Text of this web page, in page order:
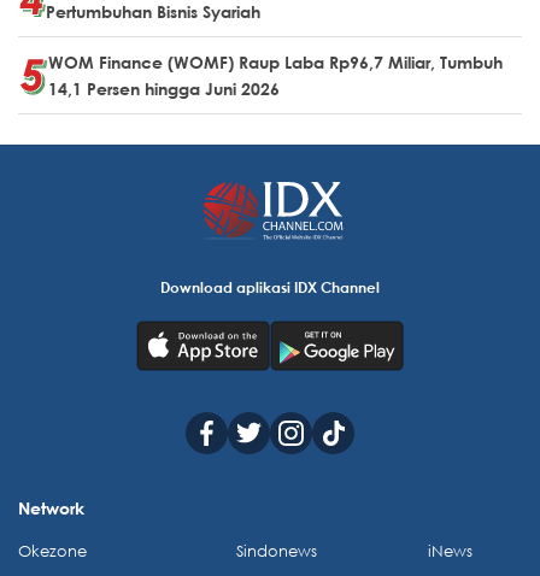
Pertumbuhan Bisnis Syariah
WOM Finance (WOMF) Raup Laba Rp96,7 Miliar, Tumbuh
14,1 Persen hingga Juni 2026
Download aplikasi IDX Channel
Network
Okezone Sindonews iNews